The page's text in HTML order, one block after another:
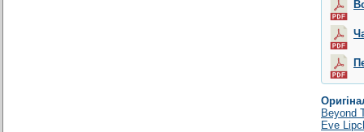
Beyond
Eve